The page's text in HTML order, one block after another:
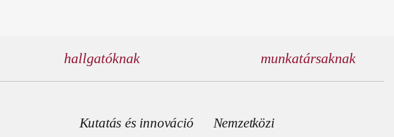
hallgatóknak munkatársaknak
Kutatás és innováció Nemzetközi